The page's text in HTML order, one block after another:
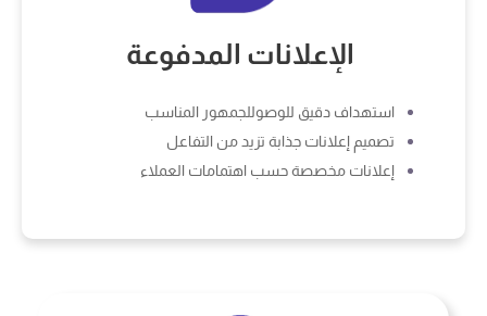
الإعلانات المدفوعة
استهداف دقيق للوصوللجمهور المناسب
تصميم إعلانات جذابة تزيد من التفاعل
إعلانات مخصصة حسب اهتمامات العملاء